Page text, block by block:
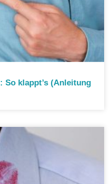
So klappt’s (Anleitung